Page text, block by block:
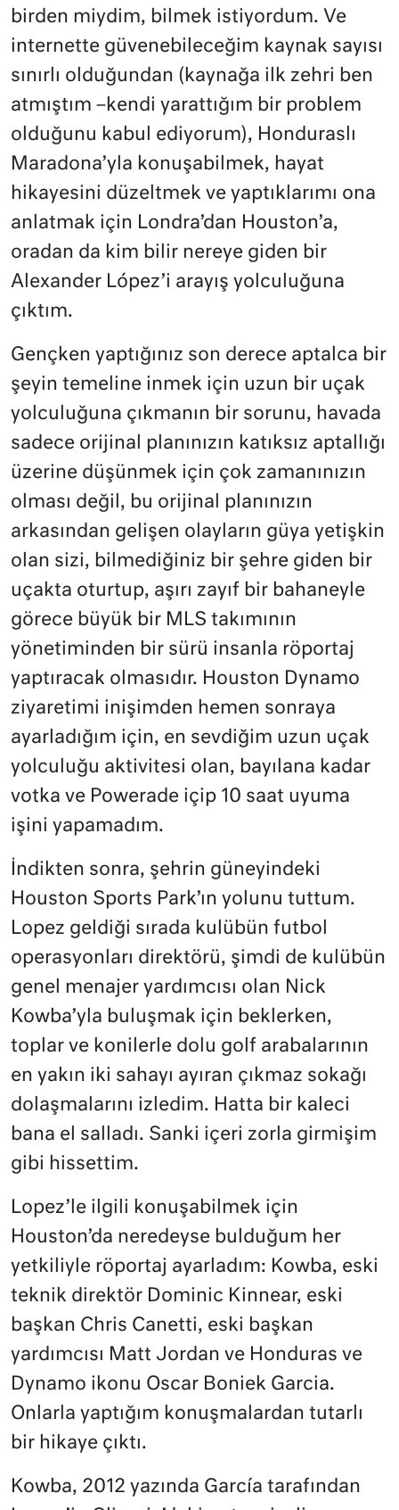
birden miydim, bilmek istiyordum. Ve
internette güvenebileceğim kaynak sayısı
sınırlı olduğundan (kaynağa ilk zehri ben
atmıştım –kendi yarattığım bir problem
olduğunu kabul ediyorum), Honduraslı
Maradona’yla konuşabilmek, hayat
hikayesini düzeltmek ve yaptıklarımı ona
anlatmak için Londra’dan Houston’a,
oradan da kim bilir nereye giden bir
Alexander López’i arayış yolculuğuna
çıktım.
Gençken yaptığınız son derece aptalca bir
şeyin temeline inmek için uzun bir uçak
yolculuğuna çıkmanın bir sorunu, havada
sadece orijinal planınızın katıksız aptallığı
üzerine düşünmek için çok zamanınızın
olması değil, bu orijinal planınızın
arkasından gelişen olayların güya yetişkin
olan sizi, bilmediğiniz bir şehre giden bir
uçakta oturtup, aşırı zayıf bir bahaneyle
görece büyük bir MLS takımının
yönetiminden bir sürü insanla röportaj
yaptıracak olmasıdır. Houston Dynamo
ziyaretimi inişimden hemen sonraya
ayarladığım için, en sevdiğim uzun uçak
yolculuğu aktivitesi olan, bayılana kadar
votka ve Powerade içip 10 saat uyuma
işini yapamadım.
İndikten sonra, şehrin güneyindeki
Houston Sports Park’ın yolunu tuttum.
Lopez geldiği sırada kulübün futbol
operasyonları direktörü, şimdi de kulübün
genel menajer yardımcısı olan Nick
Kowba’yla buluşmak için beklerken,
toplar ve konilerle dolu golf arabalarının
en yakın iki sahayı ayıran çıkmaz sokağı
dolaşmalarını izledim. Hatta bir kaleci
bana el salladı. Sanki içeri zorla girmişim
gibi hissettim.
Lopez’le ilgili konuşabilmek için
Houston’da neredeyse bulduğum her
yetkiliyle röportaj ayarladım: Kowba, eski
teknik direktör Dominic Kinnear, eski
başkan Chris Canetti, eski başkan
yardımcısı Matt Jordan ve Honduras ve
Dynamo ikonu Oscar Boniek Garcia.
Onlarla yaptığım konuşmalardan tutarlı
bir hikaye çıktı.
Kowba, 2012 yazında García tarafından